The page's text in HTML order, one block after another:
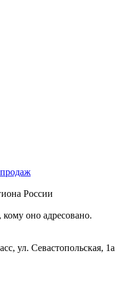
России
оно адресовано.
ул. Севастопольская, 1а